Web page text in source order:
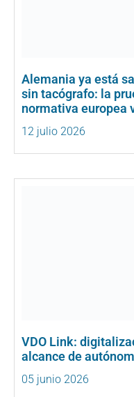
Alemania ya está
sin tacógrafo: la
normativa europea
12 julio 2026
VDO Link:
alcance de
05 junio 2026